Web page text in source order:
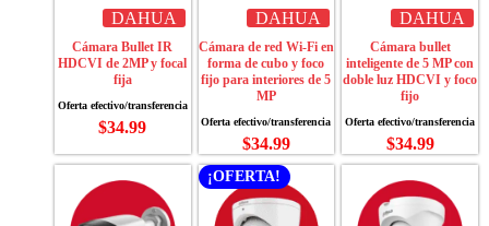
DAHUA
Cámara Bullet IR
HDCVI de 2MP y focal
fija
$34.99
DAHUA
Cámara de red Wi-Fi en
forma de cubo y foco
fijo para interiores de 5
MP
$34.99
DAHUA
Cámara bullet
inteligente de 5 MP con
doble luz HDCVI y foco
fijo
$34.99
¡OFERTA!